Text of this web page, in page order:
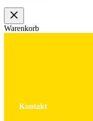
Warenkorb
Kontakt